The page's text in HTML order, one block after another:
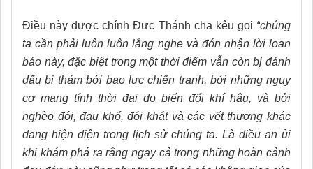
Điều này được chính Đưc Thánh cha kêu gọi “chúng
ta cần phải luôn luôn lắng nghe và đón nhận lời loan
báo này, đặc biệt trong một thời điểm vẫn còn bị đánh
dấu bi thảm bởi bạo lực chiến tranh, bởi những nguy
cơ mang tính thời đại do biến đổi khí hậu, và bởi
nghèo đói, đau khổ, đói khát và các vết thương khác
đang hiện diện trong lịch sử chúng ta. Là điều an ủi
khi khám phá ra rằng ngay cả trong những hoàn cảnh